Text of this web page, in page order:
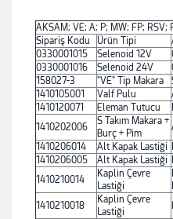
AKSAM; VE; A; P; MW; FP; RSV;
Sipariş Kodu
Ürün Tipi
0330001015
Selenoid 12V
0330001016
Selenoid 24V
158027-3
"VE" Tip Makara
1410105001
Valf Pulu
1410120071
Eleman Tutucu
1410202006
S Takım Makara +
Burç + Pim
1410206014
Alt Kapak Lastiği
1410206005
Alt Kapak Lastiği
1410210014
Kaplin Çevre
Lastiği
1410210018
Kaplin Çevre
Lastiği